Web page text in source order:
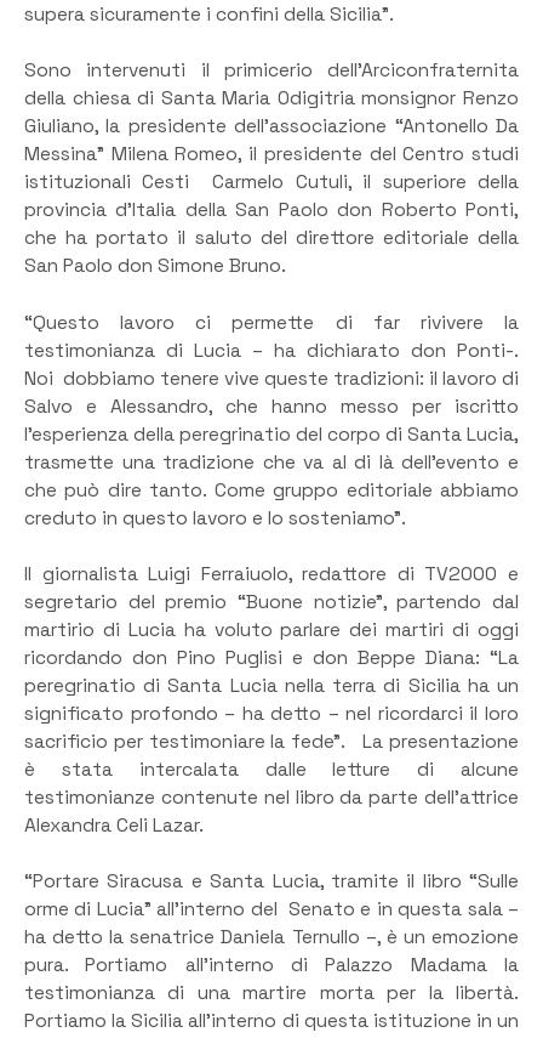
supera sicuramente i confini della Sicilia”.
Sono intervenuti il primicerio dell’Arciconfraternita
della chiesa di Santa Maria Odigitria monsignor Renzo
Giuliano, la presidente dell’associazione “Antonello Da
Messina” Milena Romeo, il presidente del Centro studi
istituzionali Cesti Carmelo Cutuli, il superiore della
provincia d’Italia della San Paolo don Roberto Ponti,
che ha portato il saluto del direttore editoriale della
San Paolo don Simone Bruno.
“Questo lavoro ci permette di far rivivere la
testimonianza di Lucia – ha dichiarato don Ponti-.
Noi dobbiamo tenere vive queste tradizioni: il lavoro di
Salvo e Alessandro, che hanno messo per iscritto
l’esperienza della peregrinatio del corpo di Santa Lucia,
trasmette una tradizione che va al di là dell’evento e
che può dire tanto. Come gruppo editoriale abbiamo
creduto in questo lavoro e lo sosteniamo”.
Il giornalista Luigi Ferraiuolo, redattore di TV2000 e
segretario del premio “Buone notizie”, partendo dal
martirio di Lucia ha voluto parlare dei martiri di oggi
ricordando don Pino Puglisi e don Beppe Diana: “La
peregrinatio di Santa Lucia nella terra di Sicilia ha un
significato profondo – ha detto – nel ricordarci il loro
sacrificio per testimoniare la fede”. La presentazione
è stata intercalata dalle letture di alcune
testimonianze contenute nel libro da parte dell’attrice
Alexandra Celi Lazar.
“Portare Siracusa e Santa Lucia, tramite il libro “Sulle
orme di Lucia” all’interno del Senato e in questa sala –
ha detto la senatrice Daniela Ternullo –, è un emozione
pura. Portiamo all’interno di Palazzo Madama la
testimonianza di una martire morta per la libertà.
Portiamo la Sicilia all’interno di questa istituzione in un